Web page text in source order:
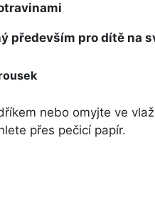
především pro dítě na
nebo omyjte ve
přes pečicí papír.